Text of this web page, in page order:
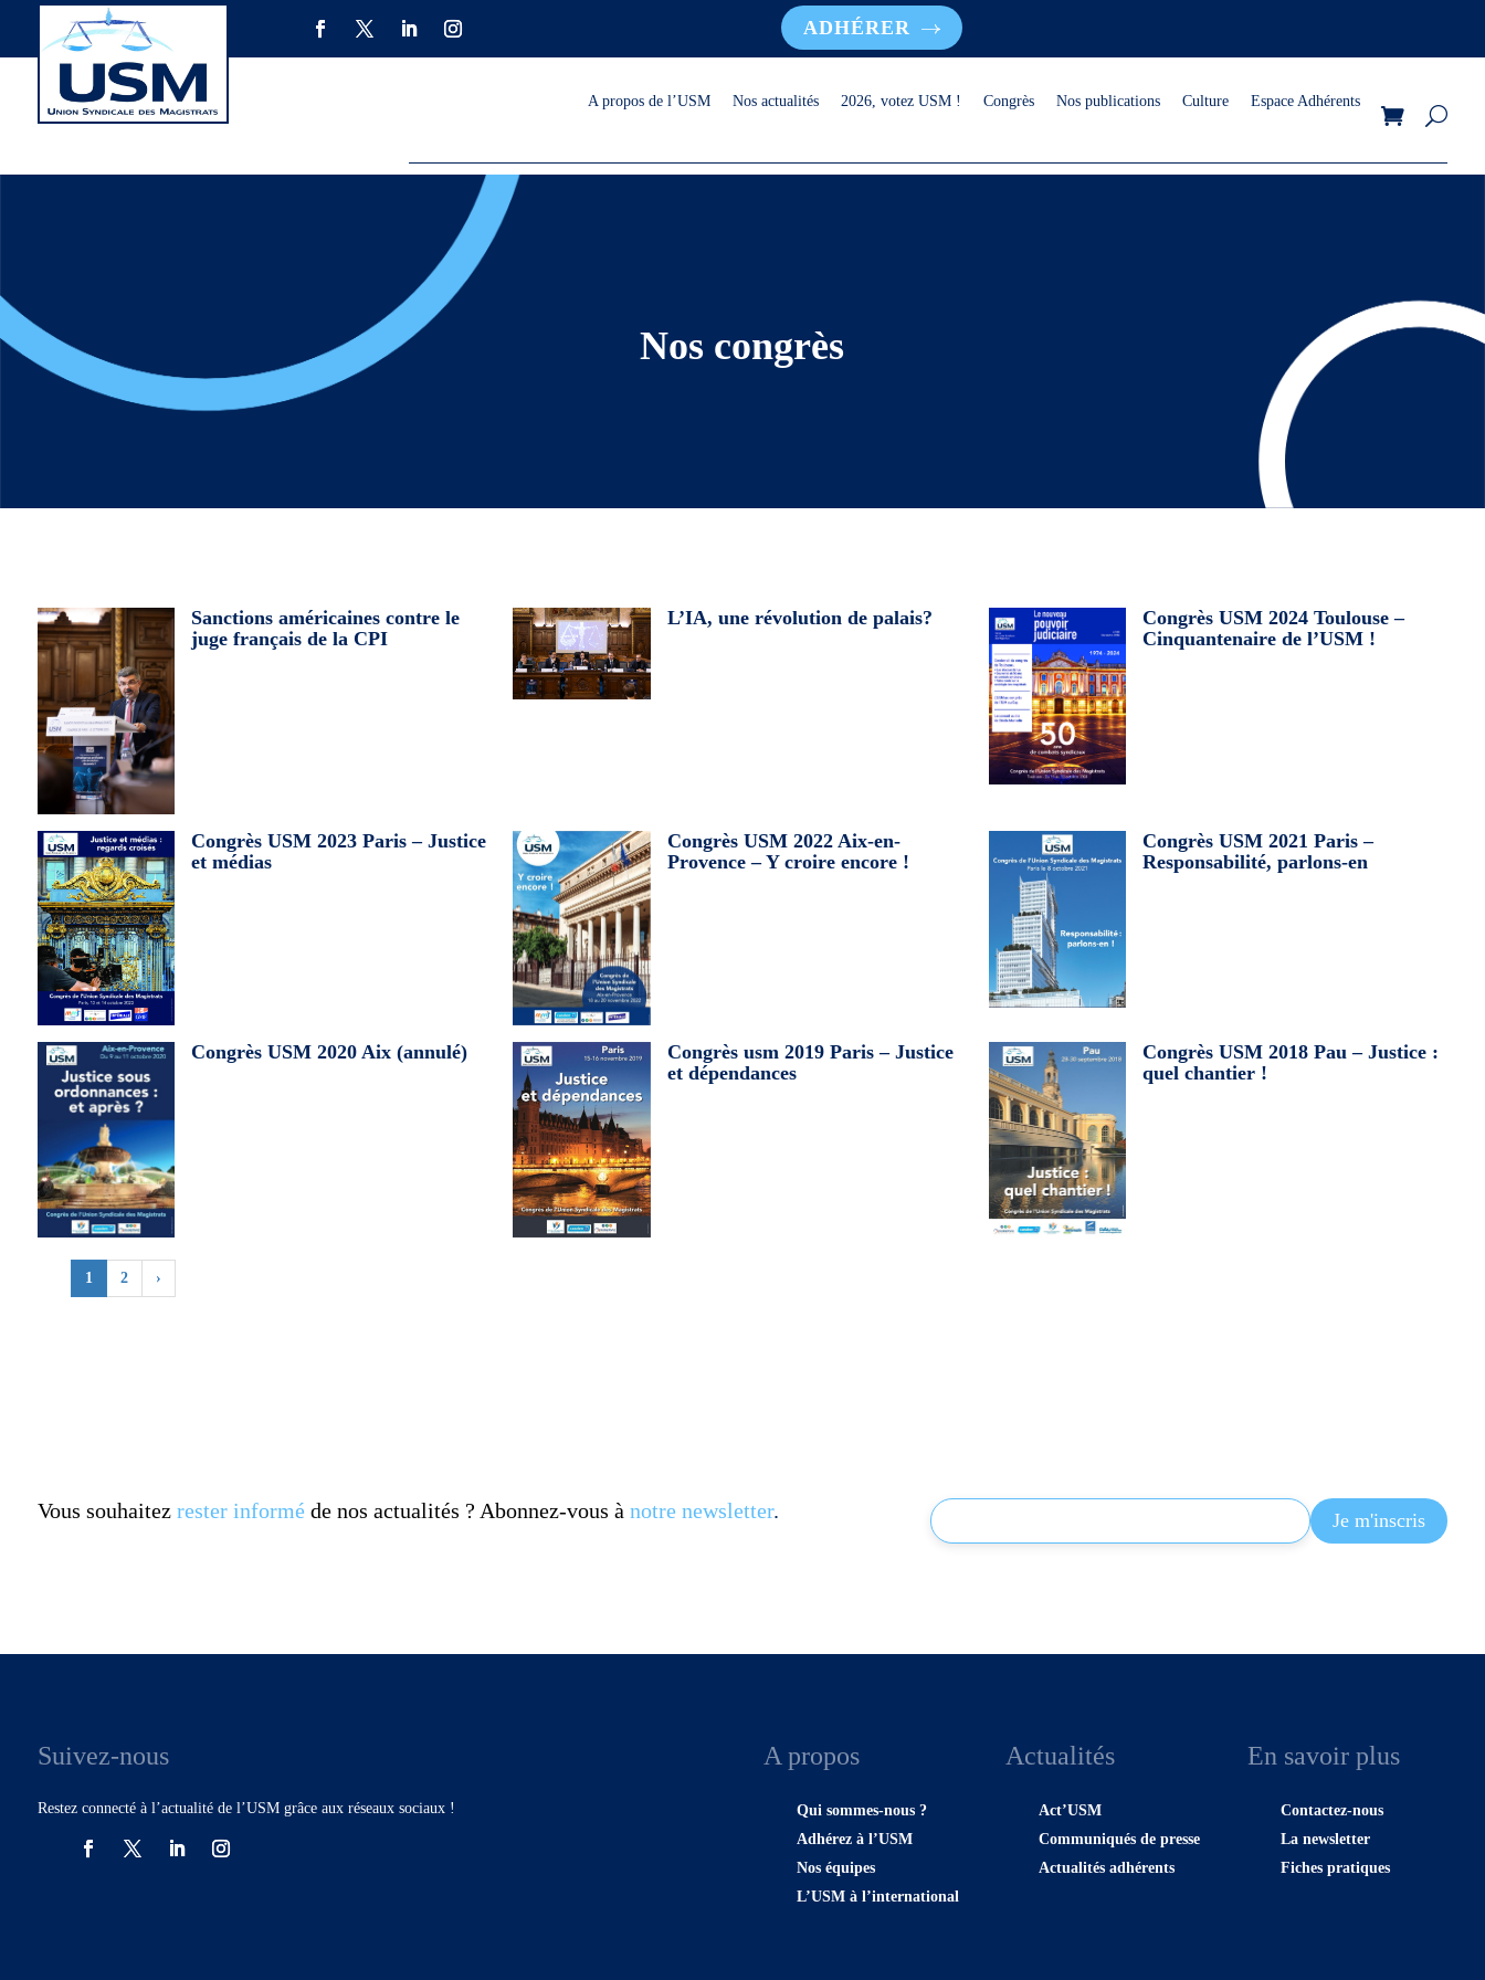
ADHÉRER
A propos de l’USM Nos actualités 2026, votez USM ! Congrès Nos publications Culture Espace Adhérents
Nos congrès
Sanctions américaines contre le
juge français de la CPI
L’IA, une révolution de palais?
Congrès USM 2024 Toulouse –
Cinquantenaire de l’USM !
Congrès USM 2023 Paris – Justice
et médias
Congrès USM 2022 Aix-en-
Provence – Y croire encore !
Congrès USM 2021 Paris –
Responsabilité, parlons-en
Congrès USM 2020 Aix (annulé)
Congrès usm 2019 Paris – Justice
et dépendances
Congrès USM 2018 Pau – Justice :
quel chantier !
1 2 ›
Vous souhaitez rester informéde nos actualités ? Abonnez-vous à notre newsletter.
Suivez-nous
Restez connecté à l’actualité de l’USM grâce aux réseaux sociaux !
A propos
Qui sommes-nous ?
Adhérez à l’USM
Nos équipes
L’USM à l’international
Actualités
Act’USM
Communiqués de presse
Actualités adhérents
En savoir plus
Contactez-nous
La newsletter
Fiches pratiques